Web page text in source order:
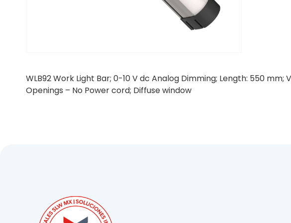
WLB92 Work Light Bar; 0-10 V dc Analog Dimming; Length: 550
Openings – No Power cord; Diffuse window